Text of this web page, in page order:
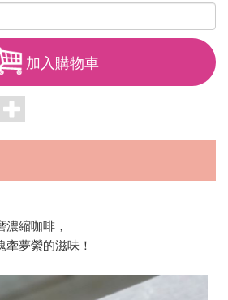
加入購物車
濃縮咖啡，
夢縈的滋味！